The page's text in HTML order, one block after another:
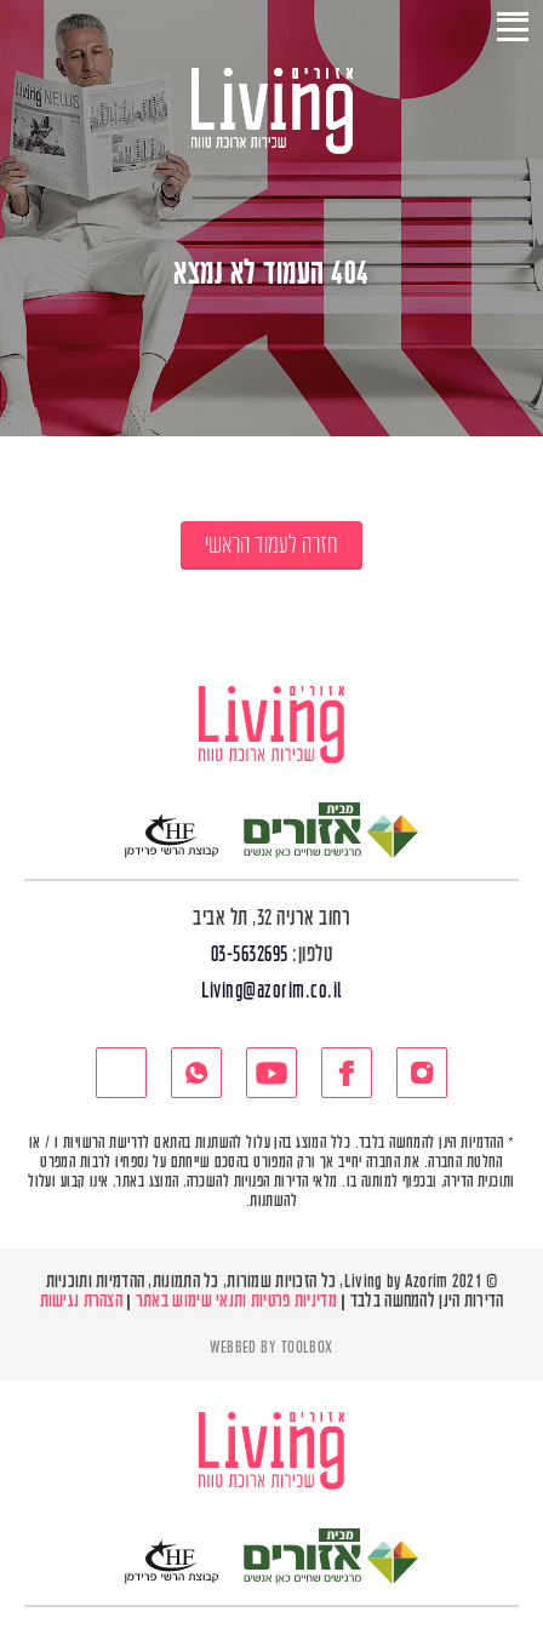
404 העמוד לא נמצא
חזרה לעמוד הראשי
רחוב ארניה 32, תל אביב
טלפון: 03-5632695
Living@azorim.co.il
* ההדמיות הינן להמחשה בלבד. כלל המוצג בהן עלול להשתנות בהתאם לדרישת הרשויות ו / או
החלטת החברה. את החברה יחייב אך ורק המפורט בהסכם שייחתם על נספחיו לרבות המפרט
ותוכנית הדירה, ובכפוף למותנה בו. מלאי הדירות הפנויות להשכרה, המוצג באתר, אינו קבוע ועלול
להשתנות.
© Living by Azorim 2021, כל הזכויות שמורות, כל התמונות, ההדמיות ותוכניות
הדירות הינן להמחשה בלבד |
מדיניות פרטיות ותנאי שימוש באתר הצהרת נגישות
WEBBED BY TOOLBOX